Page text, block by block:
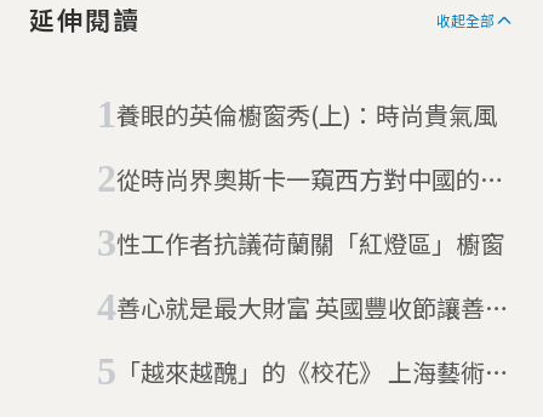
延伸閱讀 收起全部
養眼的英倫櫥窗秀(上)：時尚貴氣風
從時尚界奧斯卡一窺西方對中國的刻
性工作者抗議荷蘭關「紅燈區」櫥窗
善心就是最大財富 英國豐收節讓善心
「越來越醜」的《校花》 上海藝術展